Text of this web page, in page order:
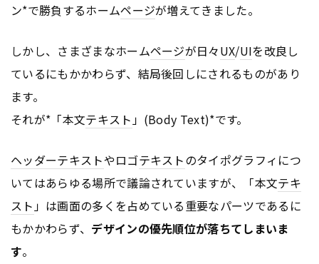
ン*で勝負するホームページが増えてきました。
しかし、さまざまなホームページが日々UX/UIを改良し
ているにもかかわらず、結局後回しにされるものがあり
ます。
それが*「本文テキスト」(Body Text)*です。
ヘッダーテキストやロゴテキストのタイポグラフィにつ
いてはあらゆる場所で議論されていますが、「本文テキ
スト」は画面の多くを占めている重要なパーツであるに
もかかわらず、 デザインの優先順位が落ちてしまいま
す。